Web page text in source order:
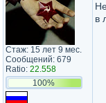
Стаж: 15 лет 9 мес.
Сообщений: 679
Ratio: 22.558
100%
в